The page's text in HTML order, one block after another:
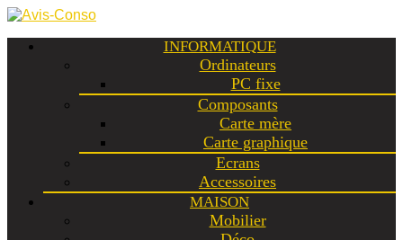
INFORMATIQUE
Ordinateurs
PC fixe
Composants
Carte mère
Carte graphique
Ecrans
Accessoires
MAISON
Mobilier